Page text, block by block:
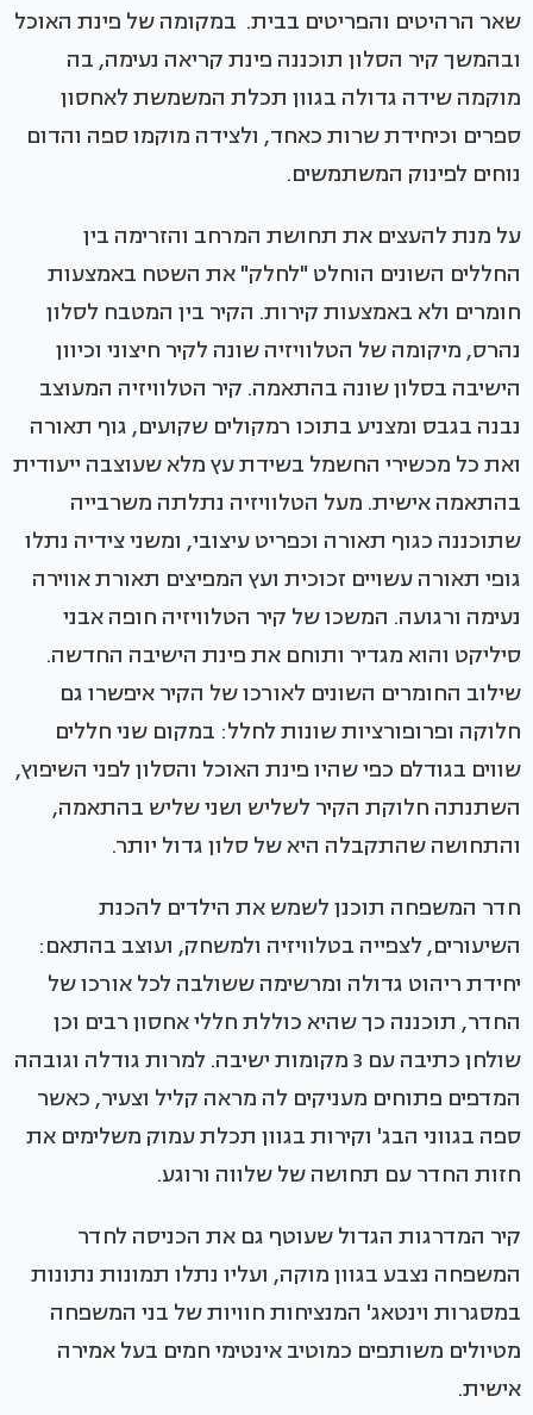
שאר הרהיטים והפריטים בבית. במקומה של פינת האוכל
ובהמשך קיר הסלון תוכננה פינת קריאה נעימה, בה
מוקמה שידה גדולה בגוון תכלת המשמשת לאחסון
ספרים וכיחידת שרות כאחד, ולצידה מוקמו ספה והדום
נוחים לפינוק המשתמשים.
על מנת להעצים את תחושת המרחב והזרימה בין
החללים השונים הוחלט "לחלק" את השטח באמצעות
חומרים ולא באמצעות קירות. הקיר בין המטבח לסלון
נהרס, מיקומה של הטלוויזיה שונה לקיר חיצוני וכיוון
הישיבה בסלון שונה בהתאמה. קיר הטלוויזיה המעוצב
נבנה בגבס ומצניע בתוכו רמקולים שקועים, גוף תאורה
ואת כל מכשירי החשמל בשידת עץ מלא שעוצבה ייעודית
בהתאמה אישית. מעל הטלוויזיה נתלתה משרבייה
שתוכננה כגוף תאורה וכפריט עיצובי, ומשני צידיה נתלו
גופי תאורה עשויים זכוכית ועץ המפיצים תאורת אווירה
נעימה ורגועה. המשכו של קיר הטלוויזיה חופה אבני
סיליקט והוא מגדיר ותוחם את פינת הישיבה החדשה.
שילוב החומרים השונים לאורכו של הקיר איפשרו גם
חלוקה ופרופורציות שונות לחלל: במקום שני חללים
שווים בגודלם כפי שהיו פינת האוכל והסלון לפני השיפוץ,
השתנתה חלוקת הקיר לשליש ושני שליש בהתאמה,
והתחושה שהתקבלה היא של סלון גדול יותר.
חדר המשפחה תוכנן לשמש את הילדים להכנת
השיעורים, לצפייה בטלוויזיה ולמשחק, ועוצב בהתאם:
יחידת ריהוט גדולה ומרשימה ששולבה לכל אורכו של
החדר, תוכננה כך שהיא כוללת חללי אחסון רבים וכן
שולחן כתיבה עם 3 מקומות ישיבה. למרות גודלה וגובהה
המדפים פתוחים מעניקים לה מראה קליל וצעיר, כאשר
ספה בגווני הבג' וקירות בגוון תכלת עמוק משלימים את
חזות החדר עם תחושה של שלווה ורוגע.
קיר המדרגות הגדול שעוטף גם את הכניסה לחדר
המשפחה נצבע בגוון מוקה, ועליו נתלו תמונות נתונות
במסגרות וינטאג' המנציחות חוויות של בני המשפחה
מטיולים משותפים כמוטיב אינטימי חמים בעל אמירה
אישית.